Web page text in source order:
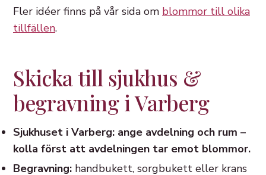
Fler idéer finns på vår sida om blommor till olika
tillfällen.
Skicka till sjukhus &
begravning i Varberg
Sjukhuset i Varberg: ange avdelning och rum –
kolla först att avdelningen tar emot blommor.
Begravning: handbukett, sorgbukett eller krans